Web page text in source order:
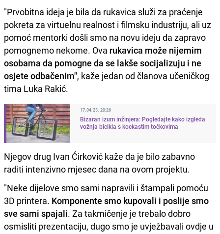
"Prvobitna ideja je bila da rukavica služi za praćenje
pokreta za virtuelnu realnost i filmsku industriju, ali uz
pomoć mentorki došli smo na novu ideju da zapravo
pomognemo nekome. Ova rukavica može nijemim
osobama da pomogne da se lakše socijalizuju i ne
osjete odbačenim", kaže jedan od članova učeničkog
tima Luka Rakić.
17.04.23. 20:26
Bizaran izum inžinjera: Pogledajte kako izgleda
vožnja bicikla s kockastim točkovima
Njegov drug Ivan Ćirković kaže da je bilo zabavno
raditi intenzivno mjesec dana na ovom projektu.
"Neke dijelove smo sami napravili i štampali pomoću
3D printera. Komponente smo kupovali i poslije smo
sve sami spajali. Za takmičenje je trebalo dobro
osmisliti prezentaciju, dugo smo je uvježbavali ovdje u